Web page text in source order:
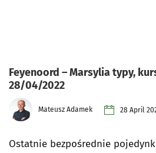
Feyenoord – Marsylia typy,
28/04/2022
Mateusz Adamek 28 April
Ostatnie bezpośrednie